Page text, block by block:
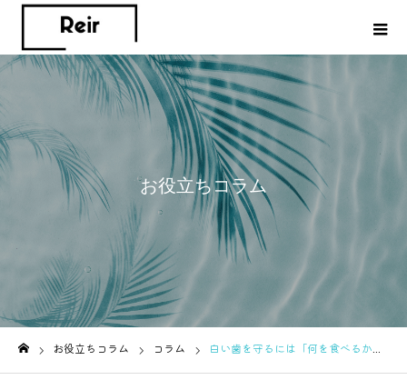
お役立ちコラム
お役立ちコラム コラム 白い歯を守るには「何を食べるか」より「いつ食べるか」が重要だった！